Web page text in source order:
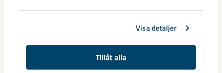
Visa detaljer
Tillåt alla